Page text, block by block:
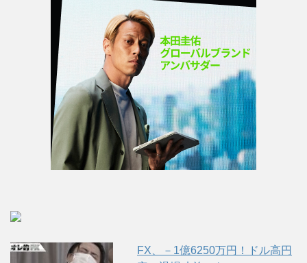
FX、－1億6250万円！ドル高円